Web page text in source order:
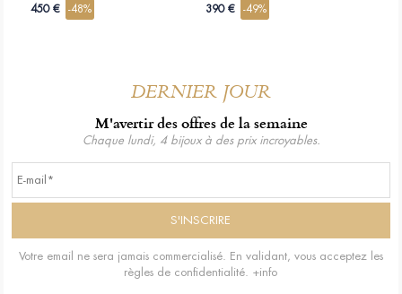
450 € -48% 390 € -49%
DERNIER JOUR
M'avertir des offres de la semaine
Chaque lundi, 4 bijoux à des prix incroyables.
Votre email ne sera jamais commercialisé. En validant, vous acceptez les
règles de confidentialité. +info